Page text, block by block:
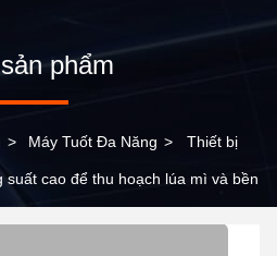
phẩm
> Máy Tuốt Đa Năng > Thiết bị
suất cao để thu hoạch lúa mì và bền